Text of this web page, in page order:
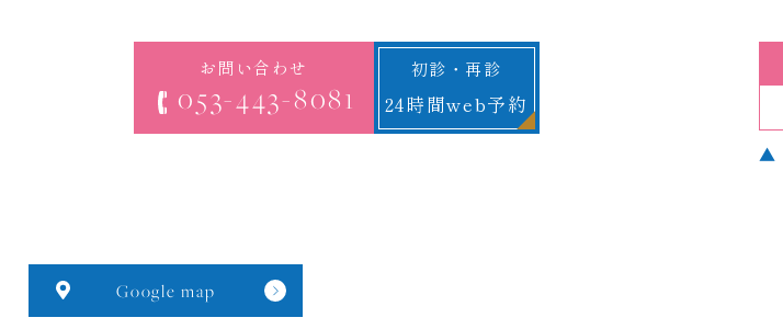
お問い合わせ
053-443-8081
初診・再診
24時間web予約
▲
Google map